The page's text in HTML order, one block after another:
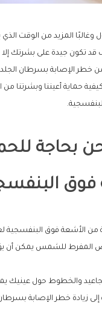
وغالبًا المزيد من الوقت
جيدة على بشرتك إلا
خطر الإصابة بسرطان
حماية أعيننا وبشرتنا من
بحاجة
فوق
من الأشعة فوق البنفسجية
المفرط للشمس يمكن أن
والخطوط حول عينيك
زيادة خطر الإصابة